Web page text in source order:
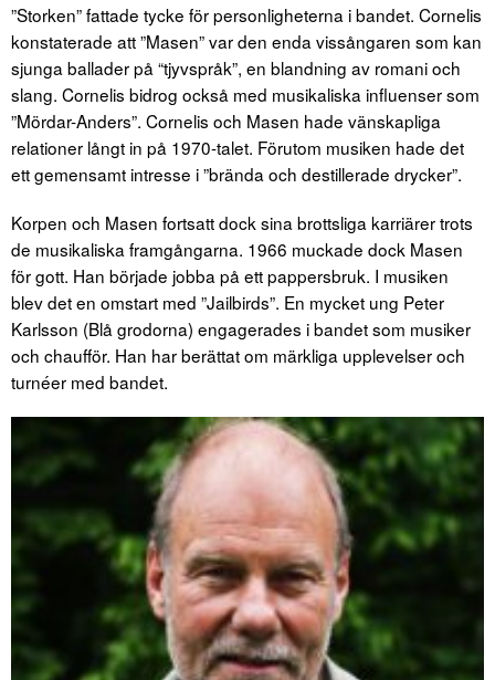
”Storken” fattade tycke för personligheterna i bandet. Cornelis
konstaterade att ”Masen” var den enda vissångaren som kan
sjunga ballader på “tjyvspråk”, en blandning av romani och
slang. Cornelis bidrog också med musikaliska influenser som
”Mördar-Anders”. Cornelis och Masen hade vänskapliga
relationer långt in på 1970-talet. Förutom musiken hade det
ett gemensamt intresse i ”brända och destillerade drycker”.
Korpen och Masen fortsatt dock sina brottsliga karriärer trots
de musikaliska framgångarna. 1966 muckade dock Masen
för gott. Han började jobba på ett pappersbruk. I musiken
blev det en omstart med ”Jailbirds”. En mycket ung Peter
Karlsson (Blå grodorna) engagerades i bandet som musiker
och chaufför. Han har berättat om märkliga upplevelser och
turnéer med bandet.